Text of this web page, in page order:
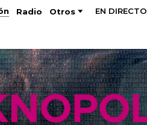
Radio Otros EN DIRECTO